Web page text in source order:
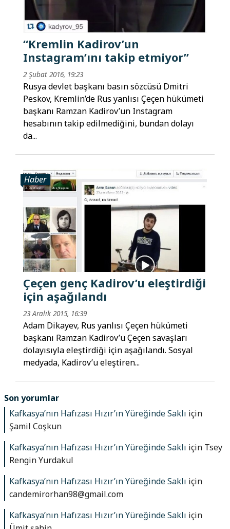
“Kremlin Kadirov’un
Instagram’ını takip etmiyor”
2 Şubat 2016, 19:23
Rusya devlet başkanı basın sözcüsü Dmitri
Peskov, Kremlin’de Rus yanlısı Çeçen hükümeti
başkanı Ramzan Kadirov’un Instagram
hesabının takip edilmediğini, bundan dolayı
da...
Haber
Çeçen genç Kadirov’u eleştirdiği
için aşağılandı
23 Aralık 2015, 16:39
Adam Dikayev, Rus yanlısı Çeçen hükümeti
başkanı Ramzan Kadirov’u Çeçen savaşları
dolayısıyla eleştirdiği için aşağılandı. Sosyal
medyada, Kadirov’u eleştiren...
Son yorumlar
Kafkasya’nın Hafızası Hızır’ın Yüreğinde Saklı için
Şamil Coşkun
Kafkasya’nın Hafızası Hızır’ın Yüreğinde Saklı için Tsey
Rengin Yurdakul
Kafkasya’nın Hafızası Hızır’ın Yüreğinde Saklı için
candemirorhan98@gmail.com
Kafkasya’nın Hafızası Hızır’ın Yüreğinde Saklı için